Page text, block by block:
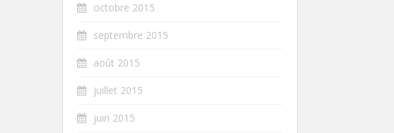
octobre 2015
septembre 2015
août 2015
juillet 2015
juin 2015